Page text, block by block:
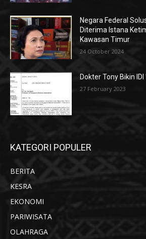
Negara Federal
Diterima Istana
Kawasan Timur
24 October 2024
Dokter Tony Bikin
27 February 2023
KATEGORI POPULER
BERITA
KESRA
EKONOMI
PARIWISATA
OLAHRAGA